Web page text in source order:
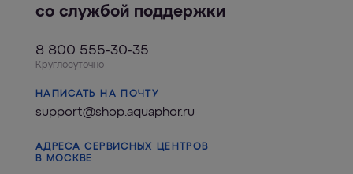
со службой поддержки
8 800 555-30-35
Круглосуточно
АДРЕСА СЕРВИСНЫХ ЦЕНТРОВ
В МОСКВЕ
НАПИСАТЬ НА ПОЧТУ
support@shop.aquaphor.ru